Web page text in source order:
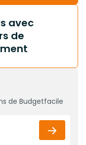
avec
de
de Budgetfacile